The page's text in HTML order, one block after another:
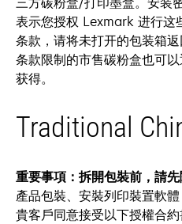
表示您授权 Lexmark 进行这
条款，请将未打开的包装箱
条款限制的市售碳粉盒也可
获得。
Traditional
重要事項：拆開包裝前，請
產品包裝、安裝列印裝置軟
貴客戶同意接受以下授權合